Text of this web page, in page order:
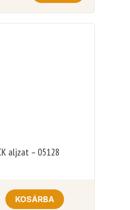
aljzat – 05128
KOSÁRBA